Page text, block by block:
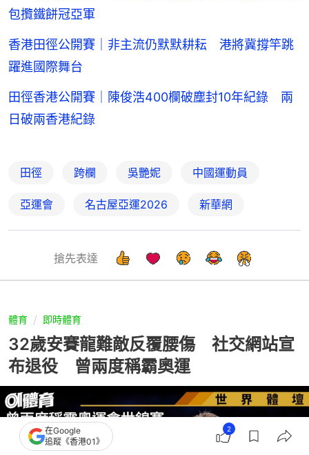
包攬鐵餅冠亞軍
香港田徑公開賽｜非主流仍默默耕耘 港將冀撐竿跳
躍進國際舞台
田徑香港公開賽｜陳俊浩400欄破塵封10年紀錄 兩
日破兩香港紀錄
田徑 跨欄 吳艷妮 中國運動員
亞運會 名古屋亞運2026 新華網
搶先表達
體育 即時體育
32歲安賽龍難敵反覆腰傷 社交網站宣
布退役 曾兩度稱霸奧運
在Google
追蹤《香港01》
2